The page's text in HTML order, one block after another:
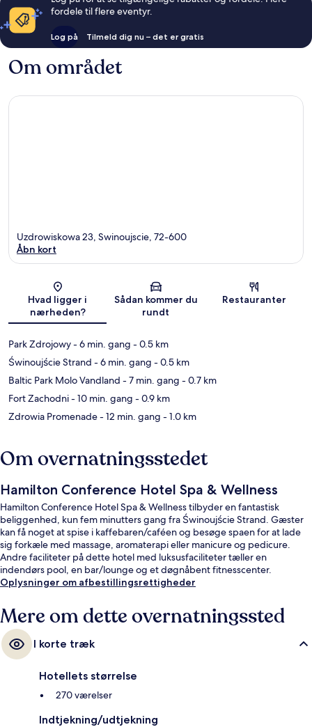
fordele til flere eventyr.
Log på Tilmeld dig nu – det er gratis
Om området
Kort
Uzdrowiskowa 23, Swinoujscie, 72-600
Åbn kort
Hvad ligger i
nærheden?
Sådan kommer du
rundt
Restauranter
Park Zdrojowy- 6 min. gang - 0.5 km
Świnoujście Strand - 6 min. gang - 0.5 km
Baltic Park Molo Vandland - 7 min. gang - 0.7 km
Fort Zachodni- 10 min. gang - 0.9 km
Zdrowia Promenade- 12 min. gang - 1.0 km
Om overnatningsstedet
Hamilton Conference Hotel Spa & Wellness
Hamilton Conference Hotel Spa & Wellness tilbyder en fantastisk
beliggenhed, kun fem minutters gang fra Świnoujście Strand. Gæster
kan få noget at spise i kaffebaren/caféen og besøge spaen for at lade
sig forkæle med massage, aromaterapi eller manicure og pedicure.
Andre faciliteter på dette hotel med luksusfaciliteter tæller en
indendørs pool, en bar/lounge og et døgnåbent fitnesscenter.
Oplysninger om afbestillingsrettigheder
Mere om dette overnatningssted
I korte træk
Hotellets størrelse
270 værelser
Indtjekning/udtjekning